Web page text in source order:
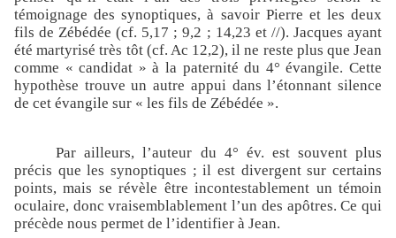
témoignage des synoptiques, à savoir Pierre et les deux
fils de Zébédée (cf. 5,17 ; 9,2 ; 14,23 et //). Jacques ayant
été martyrisé très tôt (cf. Ac 12,2), il ne reste plus que Jean
comme « candidat » à la paternité du 4° évangile. Cette
hypothèse trouve un autre appui dans l’étonnant silence
de cet évangile sur « les fils de Zébédée ».
Par ailleurs, l’auteur du 4° év. est souvent plus
précis que les synoptiques ; il est divergent sur certains
points, mais se révèle être incontestablement un témoin
oculaire, donc vraisemblablement l’un des apôtres. Ce qui
précède nous permet de l’identifier à Jean.